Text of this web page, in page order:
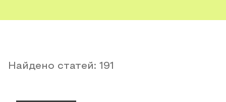
Найдено статей: 191